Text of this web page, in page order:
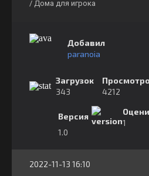
/ Дома для игрока
Добавил
paranoia
Загрузок
343
4212
Версия
1.0
1
2022-11-13 16:10